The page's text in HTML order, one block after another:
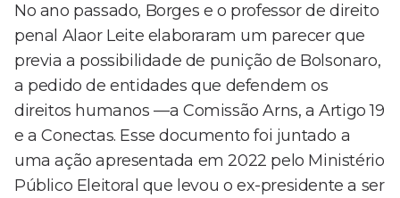
No ano passado, Borges e o professor de direito
penal Alaor Leite elaboraram um parecer que
previa a possibilidade de punição de Bolsonaro,
a pedido de entidades que defendem os
direitos humanos —a Comissão Arns, a Artigo 19
e a Conectas. Esse documento foi juntado a
uma ação apresentada em 2022 pelo Ministério
Público Eleitoral que levou o ex-presidente a ser